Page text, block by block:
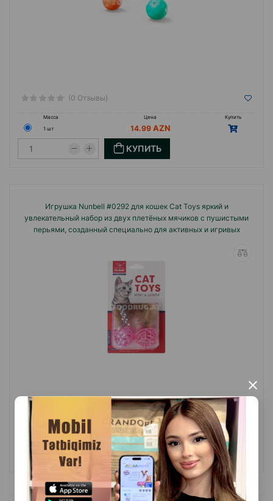
×
(0 Отзывы)
Масса Цена
Купить
1 шт
14.99
КУПИТЬ
Игрушка Nunbell #0292 для кошек Cat Toys яркий и
увлекательный набор из двух плетёных мячиков с пушистыми
перьями, созданный специально для активных и игривых
Масса Цена
Купить
1 шт
3.50
КУПИТЬ